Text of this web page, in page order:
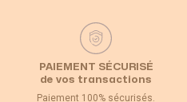
PAIEMENT SÉCURISÉ
de vos transactions
Paiement 100% sécurisés.